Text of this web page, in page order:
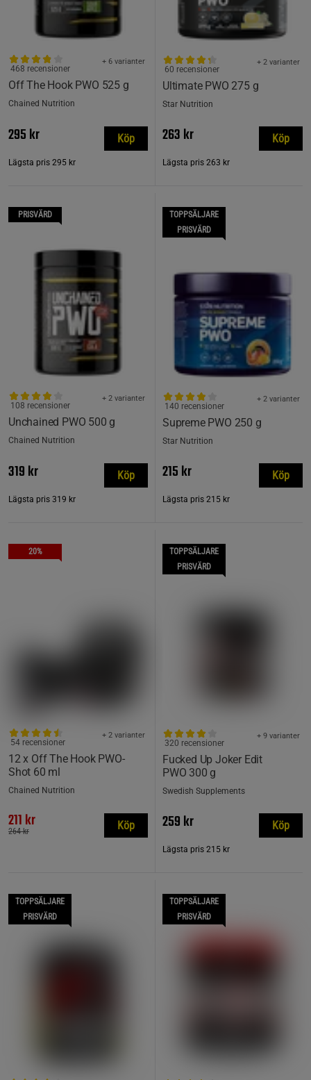
Off The Hook PWO 525 g
+ 6 varianter
468 recensioner
Chained Nutrition
295 kr
Lägsta pris 295 kr
Köp
Ultimate PWO 275 g
+ 2 varianter
60 recensioner
Star Nutrition
263 kr
Lägsta pris 263 kr
Köp
PRISVÄRD
Unchained PWO 500 g
+ 2 varianter
108 recensioner
Chained Nutrition
319 kr
Lägsta pris 319 kr
Köp
TOPPSÄLJARE
PRISVÄRD
Supreme PWO 250 g
+ 2 varianter
140 recensioner
Star Nutrition
215 kr
Lägsta pris 215 kr
Köp
20%
12 x Off The Hook PWO-
Shot 60 ml
+ 2 varianter
54 recensioner
Chained Nutrition
211 kr
264 kr Köp
TOPPSÄLJARE
PRISVÄRD
Fucked Up Joker Edit
PWO 300 g
+ 9 varianter
320 recensioner
Swedish Supplements
259 kr
Lägsta pris 215 kr
Köp
TOPPSÄLJARE
PRISVÄRD
TOPPSÄLJARE
PRISVÄRD